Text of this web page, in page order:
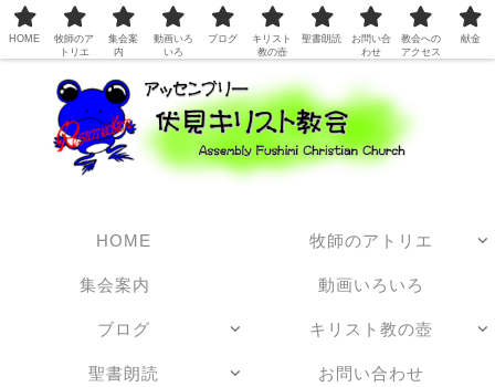
日本アッセンブリーズ・オブ・ゴッド教団
HOME 牧師のアトリエ
集会案内 動画いろいろ
ブログ キリスト教の壺
聖書朗読 お問い合わせ
HOME
牧師のア
トリエ
集会案
内
動画いろ
いろ
ブログ
キリスト
教の壺
聖書朗読
お問い合
わせ
教会への
アクセス
献金